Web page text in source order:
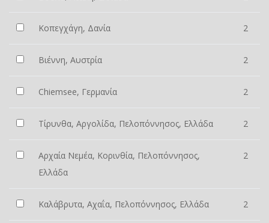
Κοπεγχάγη, Δανία 2
Βιέννη, Αυστρία 2
Chiemsee, Γερμανία 2
Τίρυνθα, Αργολίδα, Πελοπόννησος, Ελλάδα 2
Αρχαία Νεμέα, Κορινθία, Πελοπόννησος,
Ελλάδα
2
Καλάβρυτα, Αχαΐα, Πελοπόννησος, Ελλάδα 2